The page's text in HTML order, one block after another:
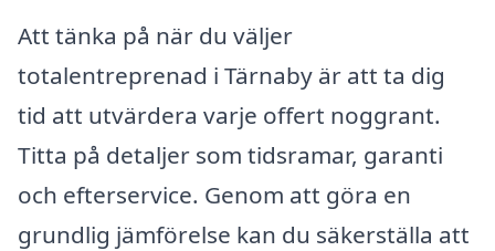
Att tänka på när du väljer
totalentreprenad i Tärnaby är att ta dig
tid att utvärdera varje offert noggrant.
Titta på detaljer som tidsramar, garanti
och efterservice. Genom att göra en
grundlig jämförelse kan du säkerställa att